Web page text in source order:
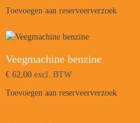
Toevoegen aan reserveerverzoek
Veegmachine benzine
€62,00excl. BTW
Toevoegen aan reserveerverzoek